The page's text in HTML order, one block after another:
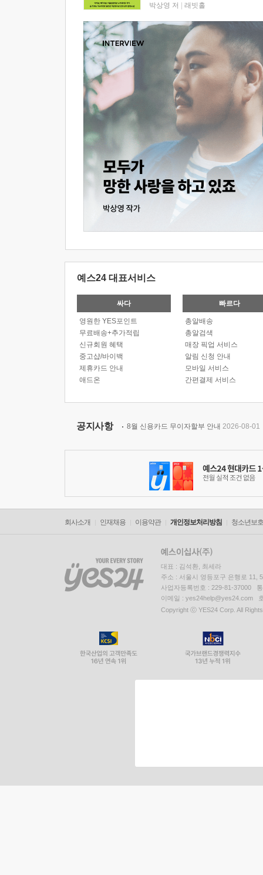
박상영 저 래빗홀
예스24 대표서비스
싸다
영원한 YES포인트
무료배송+추가적립
신규회원 혜택
중고샵/바이백
제휴카드 안내
애드온
빠르다
총알배송
총알검색
매장 픽업 서비스
알림 신청 안내
모바일 서비스
간편결제 서비스
공지사항 8월 신용카드 무이자할부 안내 2026-08-01
회사소개 인재채용 이용약관 개인정보처리방침 청소년보
대표 : 김석환, 최세라
주소 : 서울시 영등포구 은행로 11,
사업자등록번호 : 229-81-37000
이메일 : yes24help@yes24.com
Copyright ⓒ YES24 Corp. All